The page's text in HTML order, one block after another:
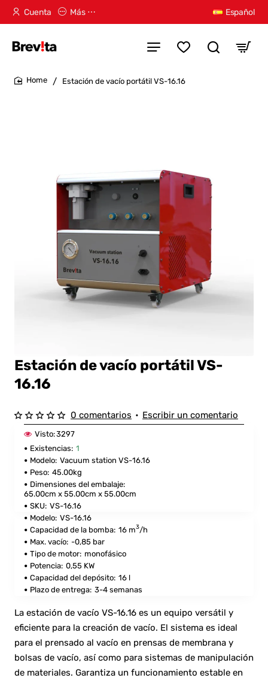
Cuenta Más ⋯ Español
Estación de vacío portátil VS-16.16
Estación de vacío portátil VS-
16.16
Existencias: 1
Modelo: Vacuum station VS-16.16
Peso: 45.00kg
Dimensiones del embalaje:
65.00cm x 55.00cm x 55.00cm
SKU: VS-16.16
Visto:3297
0 comentarios • Escribir un comentario
Modelo: VS-16.16
Capacidad de la bomba: 16 m3/h
Max. vacío: -0,85 bar
Tipo de motor: monofásico
Potencia: 0,55 KW
Capacidad del depósito: 16 l
Plazo de entrega: 3-4 semanas
La estación de vacío VS-16.16 es un equipo versátil y
eficiente para la creación de vacío. El sistema es ideal
para el prensado al vacío en prensas de membrana y
bolsas de vacío, así como para sistemas de manipulación
de materiales. Garantiza un funcionamiento estable en